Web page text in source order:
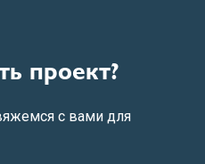
проект?
с вами для